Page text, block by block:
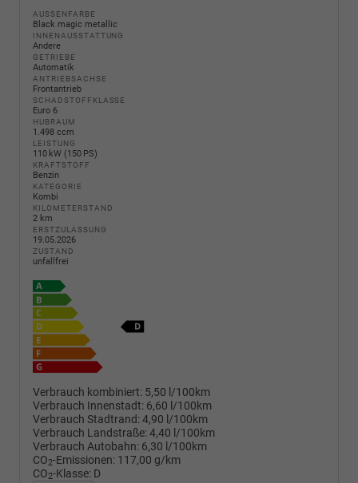
AUSSENFARBE
Black magic metallic
INNENAUSSTATTUNG
Andere
GETRIEBE
Automatik
ANTRIEBSACHSE
Frontantrieb
SCHADSTOFFKLASSE
Euro 6
HUBRAUM
1.498 ccm
LEISTUNG
110 kW (150 PS)
KRAFTSTOFF
Benzin
KATEGORIE
Kombi
KILOMETERSTAND
2 km
ERSTZULASSUNG
19.05.2026
ZUSTAND
unfallfrei
Verbrauch kombiniert: 5,50 l/100km
Verbrauch Innenstadt: 6,60 l/100km
Verbrauch Stadtrand:4,90 l/100km
Verbrauch Landstraße:4,40 l/100km
Verbrauch Autobahn: 6,30 l/100km
CO2-Emissionen: 117,00 g/km
CO2-Klasse: D